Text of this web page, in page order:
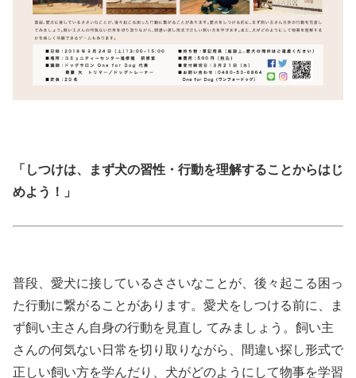
「しつけは、まず犬の習性・行動を理解することからはじ
めよう！」
普段、愛犬に接しているささいなことが、後々起こる困っ
た行動に繋がることがあります。愛犬をしつける前に、ま
ず飼い主さん自身の行動を見直し てみましょう。飼い主
さんの何気ない日常を切り取りながら、間違い探し形式で
正しい飼い方を学んだり、犬がどのようにして物事を学習